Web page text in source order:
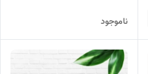
ناموجود